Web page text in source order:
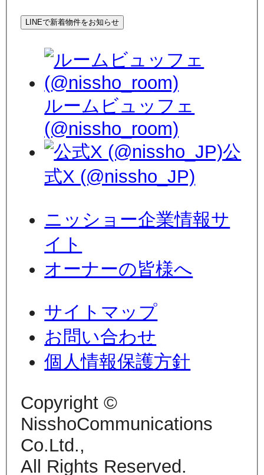
LINEで新着物件をお知らせ
ルームビュッフェ
(@nissho_room)
公
式X (@nissho_JP)
ニッショー企業情報サ
イト
オーナーの皆様へ
サイトマップ
お問い合わせ
個人情報保護方針
Copyright ©
NisshoCommunications
Co.Ltd.,
All Rights Reserved.